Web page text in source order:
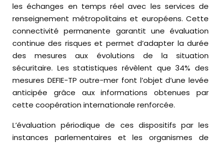
les échanges en temps réel avec les services de
renseignement métropolitains et européens. Cette
connectivité permanente garantit une évaluation
continue des risques et permet d’adapter la durée
des mesures aux évolutions de la situation
sécuritaire. Les statistiques révèlent que 34% des
mesures DEFIE-TP outre-mer font l’objet d’une levée
anticipée grâce aux informations obtenues par
cette coopération internationale renforcée.
L’évaluation périodique de ces dispositifs par les
instances parlementaires et les organismes de